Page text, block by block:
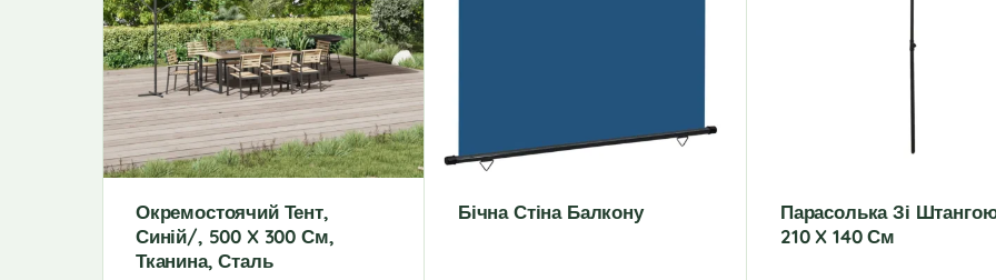
Окремостоячий Тент,
Синій/, 500 X 300 См,
Тканина, Сталь
Бічна Стіна Балкону
Парасолька Зі
210 X 140 См